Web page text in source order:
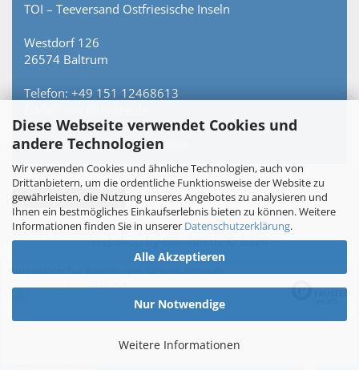
Diese Webseite verwendet Cookies und
andere Technologien
Wir verwenden Cookies und ähnliche Technologien, auch von
Drittanbietern, um die ordentliche Funktionsweise der Website zu
gewährleisten, die Nutzung unseres Angebotes zu analysieren und
Ihnen ein bestmögliches Einkaufserlebnis bieten zu können. Weitere
Informationen finden Sie in unserer Datenschutzerklärung.
Alle Akzeptieren
Nur Notwendige
Weitere Informationen
TOI – Teeversand Ostfriesische Inseln
Westdorf 126
26574 Baltrum
Telefon: +49 151 12468613
Persönlich erreichbar – keine Hotline.
Vertrag widerrufen
Webshopby Gambio.de © 2026
Ausgewählte Top-Bewertungen für www.toi-tee.de